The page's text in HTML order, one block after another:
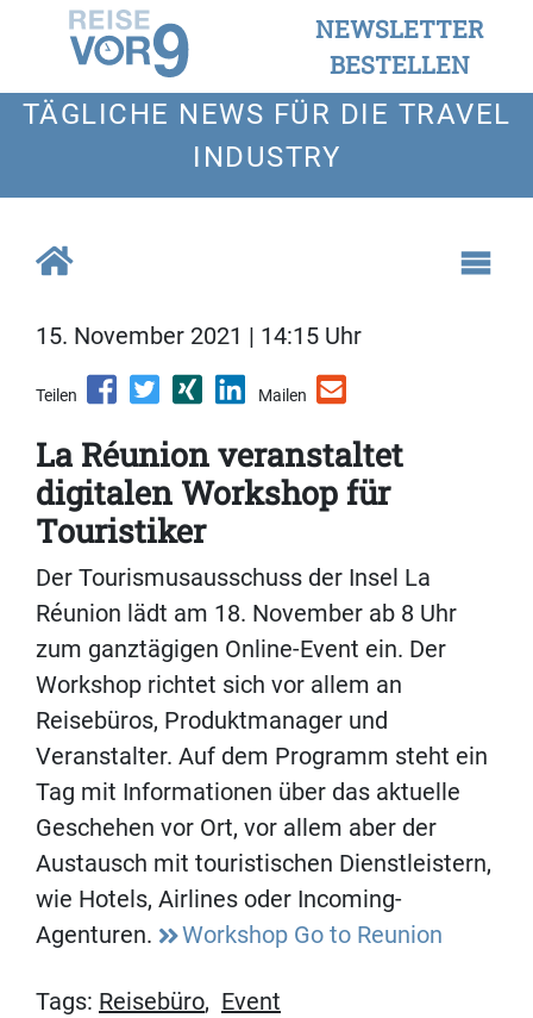
NEWSLETTER
BESTELLEN
TÄGLICHE NEWS FÜR DIE TRAVEL
INDUSTRY
15. November 2021 | 14:15 Uhr
Teilen Mailen
La Réunion veranstaltet
digitalen Workshop für
Touristiker
Der Tourismusausschuss der Insel La
Réunion lädt am 18. November ab 8 Uhr
zum ganztägigen Online-Event ein. Der
Workshop richtet sich vor allem an
Reisebüros, Produktmanager und
Veranstalter. Auf dem Programm steht ein
Tag mit Informationen über das aktuelle
Geschehen vor Ort, vor allem aber der
Austausch mit touristischen Dienstleistern,
wie Hotels, Airlines oder Incoming-
Agenturen.
Workshop Go to Reunion
Tags: Reisebüro, Event